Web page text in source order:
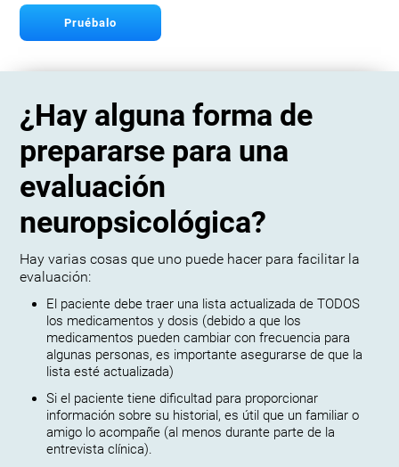
Pruébalo
¿Hay alguna forma de
prepararse para una
evaluación
neuropsicológica?
Hay varias cosas que uno puede hacer para facilitar la
evaluación:
El paciente debe traer una lista actualizada de TODOS
los medicamentos y dosis (debido a que los
medicamentos pueden cambiar con frecuencia para
algunas personas, es importante asegurarse de que la
lista esté actualizada)
Si el paciente tiene dificultad para proporcionar
información sobre su historial, es útil que un familiar o
amigo lo acompañe (al menos durante parte de la
entrevista clínica).